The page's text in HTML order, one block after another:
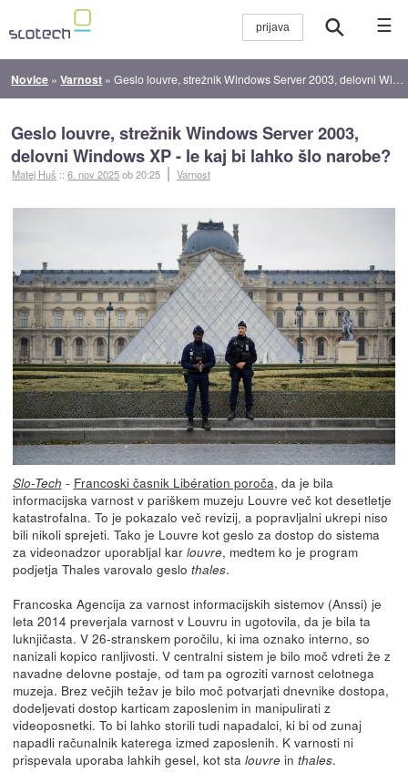
☰
Novice »Varnost »Geslo louvre, strežnik Windows Server 2003, delovni Windows XP - le kaj bi lahko šlo narobe?
Geslo louvre, strežnik Windows Server 2003,
delovni Windows XP - le kaj bi lahko šlo narobe?
Matej Huš ::6. nov 2025ob 20:25 Varnost
Slo-Tech - Francoski časnik Libération poroča, da je bila
informacijska varnost v pariškem muzeju Louvre več kot desetletje
katastrofalna. To je pokazalo več revizij, a popravljalni ukrepi niso
bili nikoli sprejeti. Tako je Louvre kot geslo za dostop do sistema
za videonadzor uporabljal kar louvre, medtem ko je program
podjetja Thales varovalo geslo thales.
Francoska Agencija za varnost informacijskih sistemov (Anssi) je
leta 2014 preverjala varnost v Louvru in ugotovila, da je bila ta
luknjičasta. V 26-stranskem poročilu, ki ima oznako interno, so
nanizali kopico ranljivosti. V centralni sistem je bilo moč vdreti že z
navadne delovne postaje, od tam pa ogroziti varnost celotnega
muzeja. Brez večjih težav je bilo moč potvarjati dnevnike dostopa,
dodeljevati dostop karticam zaposlenim in manipulirati z
videoposnetki. To bi lahko storili tudi napadalci, ki bi od zunaj
napadli računalnik katerega izmed zaposlenih. K varnosti ni
prispevala uporaba lahkih gesel, kot sta louvrein thales.